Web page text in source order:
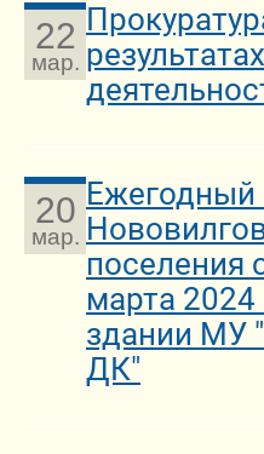
22
мар.
20
мар.
Ежегодный
поселения
марта 2024
здании МУ
ДК"